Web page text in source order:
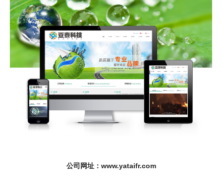
公司网址：www.yataifr.com